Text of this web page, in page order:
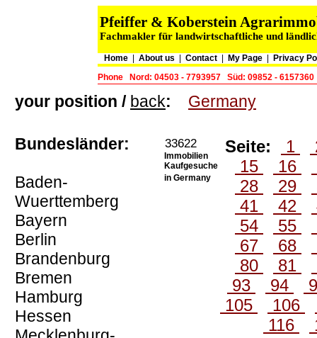
Pfeiffer & Koberstein
Fachmakler für landwirtschaftliche und
Home About us Contact My Page
Privacy
Phone
Nord: 04503 - 7793957 Süd: 09852 - 6157360
your position / back: Germany
Bundesländer:
Baden-
Wuerttemberg
Bayern
Berlin
Brandenburg
Bremen
Hamburg
Hessen
33622
Immobilien
Kaufgesuche
in Germany
Seite: 1
15
16
28
29
41
42
54
55
67
68
80
81
93
94
105
106
116